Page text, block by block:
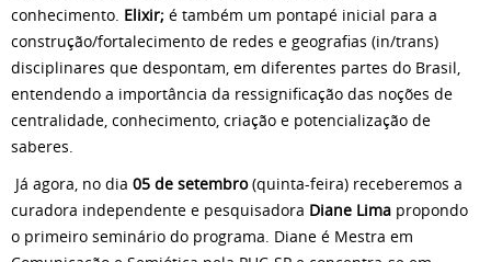
conhecimento. Elixir; é também um pontapé inicial para a
construção/fortalecimento de redes e geografias (in/trans)
disciplinares que despontam, em diferentes partes do Brasil,
entendendo a importância da ressignificação das noções de
centralidade, conhecimento, criação e potencialização de
saberes.
Já agora, no dia 05 de setembro(quinta-feira) receberemos a
curadora independente e pesquisadora Diane Lima propondo
o primeiro seminário do programa. Diane é Mestra em